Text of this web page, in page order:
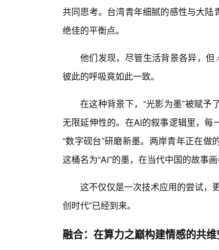
共同思考。台湾青年细腻的感性与大
绝佳的平衡点。
他们发现，尽管生活背景各异，但
彼此的呼吸竟如此一致。
在这种背景下，“光影为墨”被赋
无限延伸性的。在AI的叙事逻辑里，
“数字砚台”研磨新墨。两岸青年正在
这桶名为“AI”的墨，在当代中国的故事
这不仅仅是一次技术应用的尝试，
创时代”已经到来。
融合：在算力之巅构建情感的共